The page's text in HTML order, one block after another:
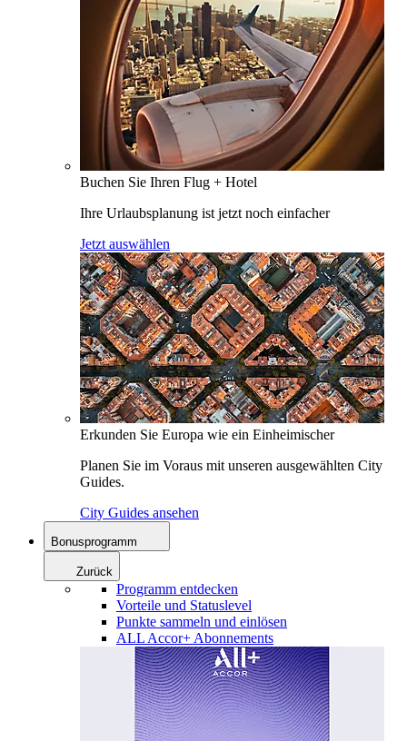
Buchen Sie Ihren Flug + Hotel
Ihre Urlaubsplanung ist jetzt noch einfacher
Jetzt auswählen
Erkunden Sie Europa wie ein Einheimischer
Planen Sie im Voraus mit unseren ausgewählten City
Guides.
City Guides ansehen
Bonusprogramm
Zurück
Programm entdecken
Vorteile und Statuslevel
Punkte sammeln und einlösen
ALL Accor+ Abonnements